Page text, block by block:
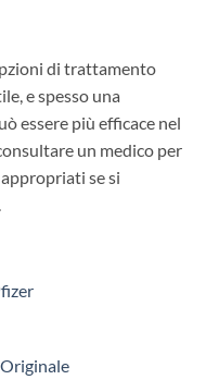
di trattamento
e spesso una
essere più efficace nel
un medico per
se si